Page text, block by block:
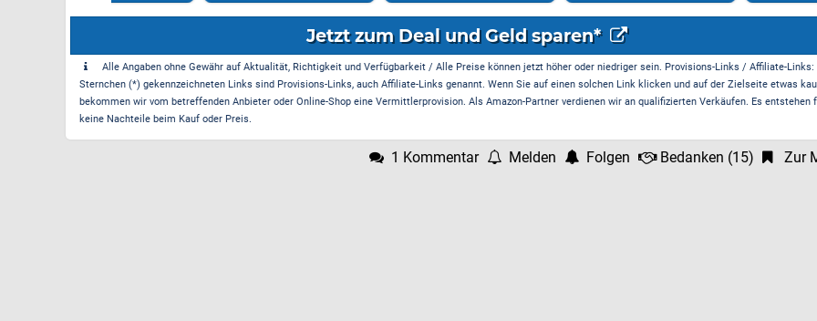
Jetzt zum Deal und Geld sparen*
Alle Angaben ohne Gewähr auf Aktualität, Richtigkeit und Verfügbarkeit / Alle Preise können jetzt höher oder niedriger sein. Provisions-Links / Affiliate-
Sternchen (*) gekennzeichneten Links sind Provisions-Links, auch Affiliate-Links genannt. Wenn Sie auf einen solchen Link klicken und auf der Zielseite etwas
bekommen wir vom betreffenden Anbieter oder Online-Shop eine Vermittlerprovision. Als Amazon-Partner verdienen wir an qualifizierten Verkäufen. Es entstehen
keine Nachteile beim Kauf oder Preis.
1 Kommentar Melden Folgen Bedanken (15) Zur